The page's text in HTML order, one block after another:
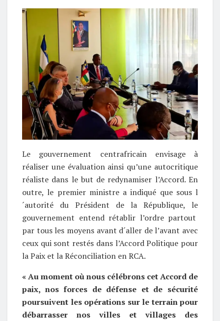
Le gouvernement centrafricain envisage à
réaliser une évaluation ainsi qu’une autocritique
réaliste dans le but de redynamiser l’Accord. En
outre, le premier ministre a indiqué que sous l
´autorité du Président de la République, le
gouvernement entend rétablir l’ordre partout
par tous les moyens avant d´aller de l’avant avec
ceux qui sont restés dans l’Accord Politique pour
la Paix et la Réconciliation en RCA.
« Au moment où nous célébrons cet Accord de
paix, nos forces de défense et de sécurité
poursuivent les opérations sur le terrain pour
débarrasser nos villes et villages des